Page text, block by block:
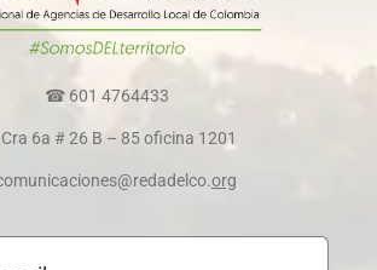
☎ 601 4764433
6a # 26 B – 85 oficina 1201
org